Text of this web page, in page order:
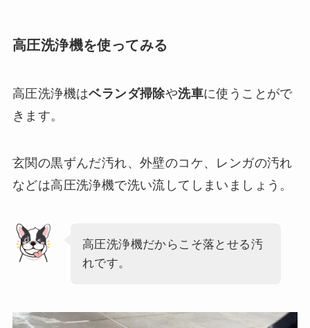
高圧洗浄機を使ってみる
高圧洗浄機はベランダ掃除や洗車に使うことがで
きます。
玄関の黒ずんだ汚れ、外壁のコケ、レンガの汚れ
などは高圧洗浄機で洗い流してしまいましょう。
高圧洗浄機だからこそ落とせる汚
れです。